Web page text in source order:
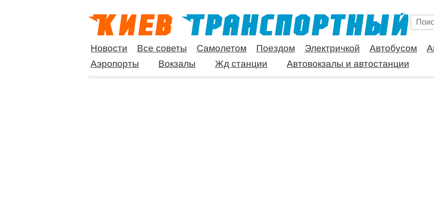
Новости Все советы Самолетом Поездом Электричкой Автобусом
Аэропорты
Вокзалы Жд станции Автовокзалы и автостанции